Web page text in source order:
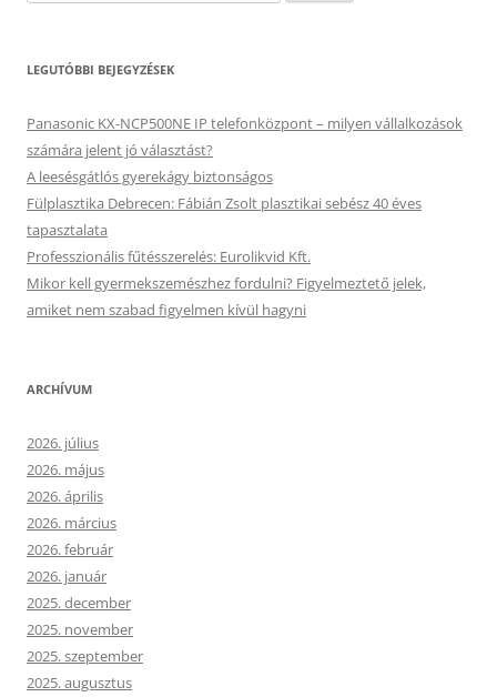
LEGUTÓBBI BEJEGYZÉSEK
Panasonic KX-NCP500NE IP telefonközpont – milyen vállalkozások
számára jelent jó választást?
A leesésgátlós gyerekágy biztonságos
Fülplasztika Debrecen: Fábián Zsolt plasztikai sebész 40 éves
tapasztalata
Professzionális fűtésszerelés: Eurolikvid Kft.
Mikor kell gyermekszemészhez fordulni? Figyelmeztető jelek,
amiket nem szabad figyelmen kívül hagyni
ARCHÍVUM
2026. július
2026. május
2026. április
2026. március
2026. február
2026. január
2025. december
2025. november
2025. szeptember
2025. augusztus